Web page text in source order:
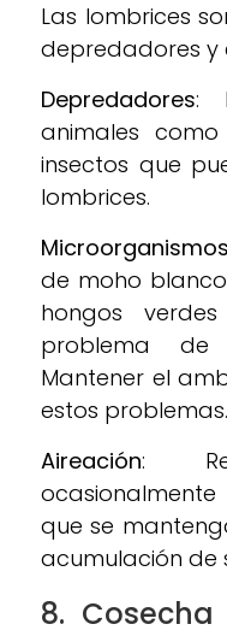
Las lombrices
depredadores y
Depredadores:
animales
insectos que
lombrices.
de moho
hongos
problema
Mantener el
estos problemas.
Aireación:
que se
acumulación de
8.